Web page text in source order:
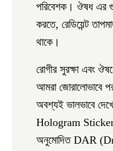
পরিবেশক। ঔষধ এর
করতে, রেডিয়েন্ট
থাকে।
রোগীর সুরক্ষা এবং
আমরা জোরালোভাবে
অবশ্যই ভালভাবে
Hologram
অনুমোদিত DAR (D